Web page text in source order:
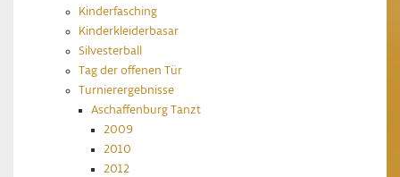
Kinderfasching
Kinderkleiderbasar
Silvesterball
Tag der offenen Tür
Turnierergebnisse
Aschaffenburg Tanzt
2009
2010
2012